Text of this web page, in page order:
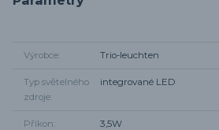
Výrobce Trio-leuchten
Typ světelného
zdroje
integrované LED
Příkon 3,5W